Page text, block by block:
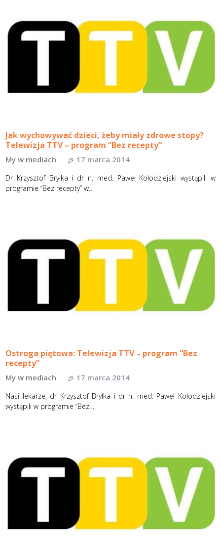
Jak wychowywać dzieci, żeby miały zdrowe stopy?
Telewizja TTV – program “Bez recepty”
My w mediach 17 marca 2014
Dr Krzysztof Bryłka i dr n. med. Paweł Kołodziejski wystąpili w
programie “Bez recepty” w…
Ostroga piętowa: Telewizja TTV – program “Bez
recepty”
My w mediach 17 marca 2014
Nasi lekarze, dr Krzysztof Bryłka i dr n. med. Paweł Kołodziejski
wystąpili w programie “Bez…